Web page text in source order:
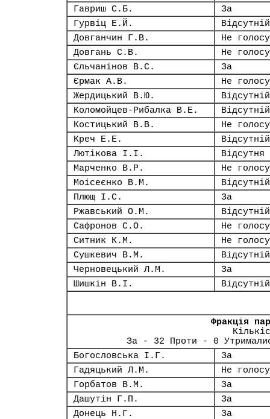
Гавриш С.Б.
За
Гурвіц Е.Й.
Відсутній
Довганчин Г.В.
Не
Довгань С.В.
Не
Єльчанінов В.С.
За
Єрмак А.В.
Не
Жердицький В.Ю.
Відсутній
Коломойцев-Рибалка В.Е.
Відсутній
Костицький В.В.
Не
Креч Е.Е.
Відсутній
Лютікова І.І.
Відсутня
Марченко В.Р.
Не
Моісеєнко В.М.
Відсутній
Плющ І.С.
За
Ржавський О.М.
Відсутній
Сафронов С.О.
Не
Ситник К.М.
Не
Сушкевич В.М.
Відсутній
Черновецький Л.М.
За
Шишкін В.І.
Відсутній
Фракція
За - 32 Проти - 0
Богословська І.Г.
За
Гадяцький Л.М.
Не
Горбатов В.М.
За
Дашутін Г.П.
За
Донець Н.Г.
За